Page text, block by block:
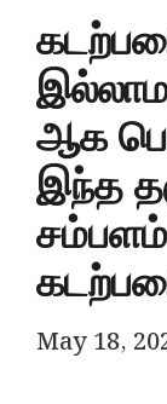
ஆக
இந்த
May 18,